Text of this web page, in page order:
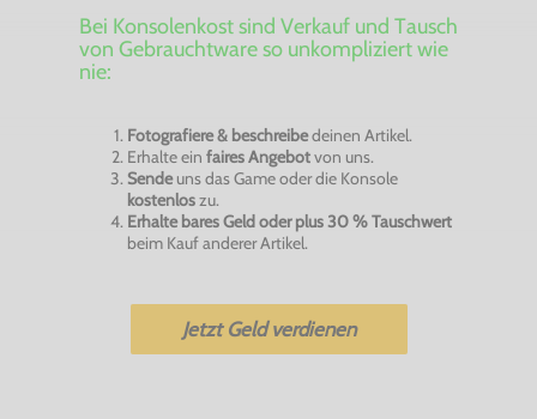
Bei Konsolenkost sind Verkauf und Tausch
von Gebrauchtware so unkompliziert wie
nie:
Fotografiere & beschreibedeinen Artikel.
Erhalte ein faires Angebotvon uns.
Sendeuns das Game oder die Konsole
kostenloszu.
Erhalte bares Geld oder plus 30 % Tauschwert
beim Kauf anderer Artikel.
Jetzt Geld verdienen